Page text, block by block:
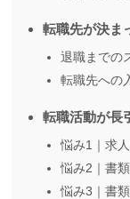
転職先が決ま
退職までの
転職先への
転職活動が長
悩み1｜求
悩み2｜書
悩み3｜書